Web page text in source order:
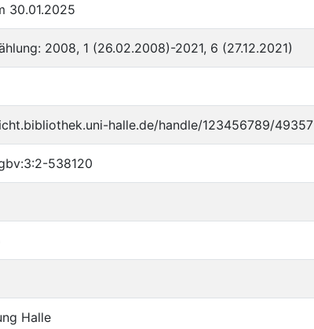
30.01.2025
2008, 1 (26.02.2008)-2021, 6 (27.12.2021)
halle.de/handle/123456789/49357
538120
Halle